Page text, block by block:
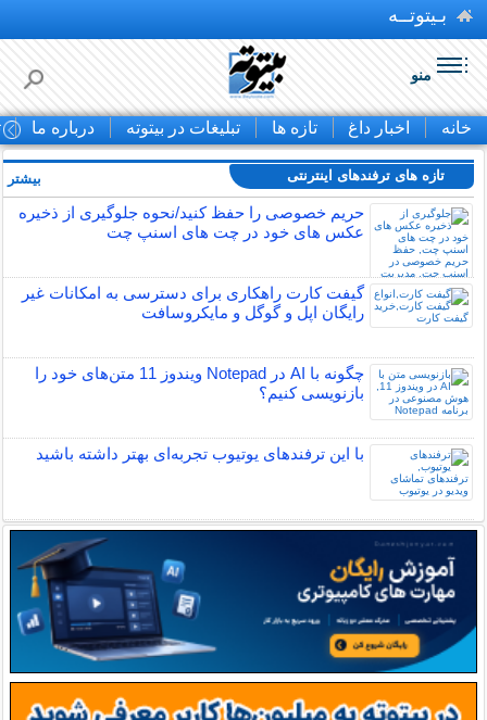
بـیتوتــه
منو
خانه اخبار داغ تازه ها تبلیغات در بیتوته درباره ما
تازه های ترفندهای اینترنتی
حریم خصوصی را حفظ کنید/نحوه جلوگیری از ذخیره
عکس های خود در چت های اسنپ چت
گیفت کارت راهکاری برای دسترسی به امکانات غیر
رایگان اپل و گوگل و مایکروسافت
چگونه با AI در Notepad ویندوز 11 متن‌های خود را
بازنویسی کنیم؟
با این ترفندهای یوتیوب تجربه‌ای بهتر داشته باشید
بیشتر